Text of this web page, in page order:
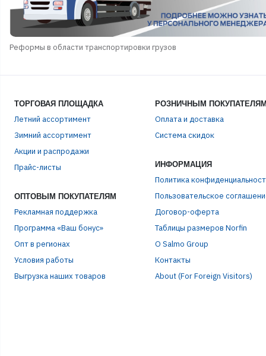
Реформы в области транспортировки грузов
ТОРГОВАЯ ПЛОЩАДКА
Летний ассортимент
Зимний ассортимент
Акции и распродажи
Прайс-листы
ОПТОВЫМ ПОКУПАТЕЛЯМ
Рекламная поддержка
Программа «Ваш бонус»
Опт в регионах
Условия работы
Выгрузка наших товаров
РОЗНИЧНЫМ
Оплата и доставка
Система скидок
ИНФОРМАЦИЯ
Политика
Пользовательское
Договор-оферта
Таблицы размеров Norfin
О Salmo Group
Контакты
About (For Foreign Visitors)